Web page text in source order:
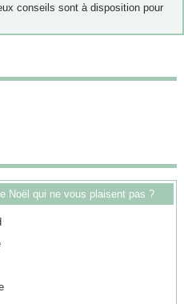
conseils sont à disposition pour
Noël qui ne vous plaisent pas ?